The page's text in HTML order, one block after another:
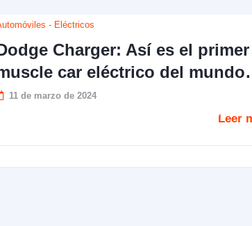
- Eléctricos
Charger: Así es el primer
car eléctrico del
11 de marzo de 2024
Leer